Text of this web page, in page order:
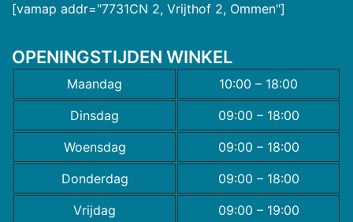
[vamap addr="7731CN 2, Vrijthof 2, Ommen"]
OPENINGSTIJDEN WINKEL
Maandag
10:00 – 18:00
Dinsdag
09:00 – 18:00
Woensdag
09:00 – 18:00
Donderdag
09:00 – 18:00
Vrijdag
09:00 – 19:00